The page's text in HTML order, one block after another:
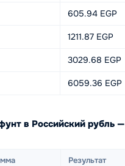
605.94 EGP
1211.87 EGP
3029.68 EGP
6059.36 EGP
в Российский рубль —
Результат